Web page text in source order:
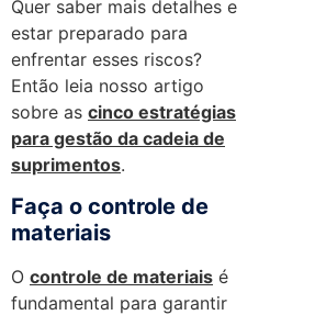
Quer saber mais detalhes e
estar preparado para
enfrentar esses riscos?
Então leia nosso artigo
sobre as cinco estratégias
para gestão da cadeia de
suprimentos.
Faça o controle de
materiais
O controle de materiais é
fundamental para garantir